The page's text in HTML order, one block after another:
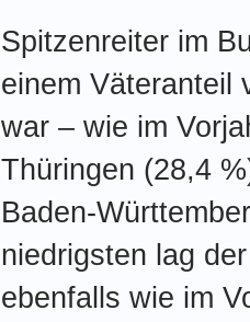
Spitzenreiter im
einem Väteranteil
war – wie im
Thüringen (28,4
Baden-
niedrigsten lag
ebenfalls wie im